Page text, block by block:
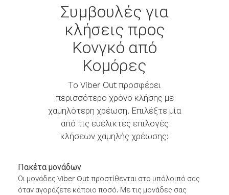
Συμβουλές για
κλήσεις προς
Κονγκό από
Κομόρες
Το Viber Out προσφέρει
περισσότερο χρόνο κλήσης με
χαμηλότερη χρέωση. Επιλέξτε μία
από τις ευέλικτες επιλογές
κλήσεων χαμηλής χρέωσης:
Πακέτα μονάδων
Οι μονάδες Viber Out προστίθενται στο υπόλοιπό σας
όταν αγοράζετε κάποιο ποσό. Με τις μονάδες σας